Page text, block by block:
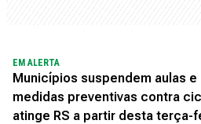
EM ALERTA
Municípios suspendem aulas e
medidas preventivas contra
atinge RS a partir desta terça-